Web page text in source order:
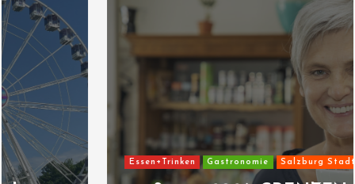
Essen+Trinken Gastronomie Salzburg Stadt